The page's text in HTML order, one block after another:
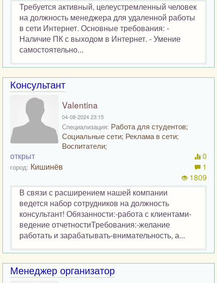
Требуется активный, целеустремленный человек
на должность менеджера для удаленной работы
в сети Интернет. Основные требования: -
Наличие ПК с выходом в Интернет. - Умение
самостоятельно...
Консультант
Valentina
04-08-2024 23:15
Специализация: Работа для студентов;
Социальные сети; Реклама в сети;
Воспитатели;
открыт
город: Кишинёв
0
1
1809
В связи с расширением нашей компании
ведется набор сотрудников на должность
консультант! Обязанности:-работа с клиентами-
ведение отчетностиТребования:-желание
работать и зарабатывать-внимательность, а...
Менеджер организатор